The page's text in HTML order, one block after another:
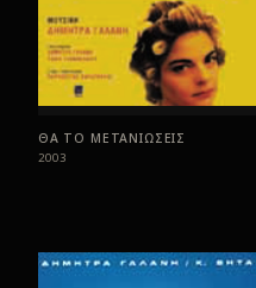
ΘΑ ΤΟ ΜΕΤΑΝΙΩΣΕΙΣ
2003